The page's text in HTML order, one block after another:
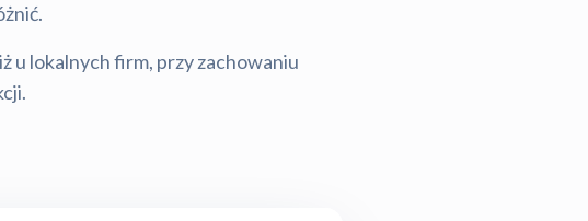
u lokalnych firm, przy zachowaniu